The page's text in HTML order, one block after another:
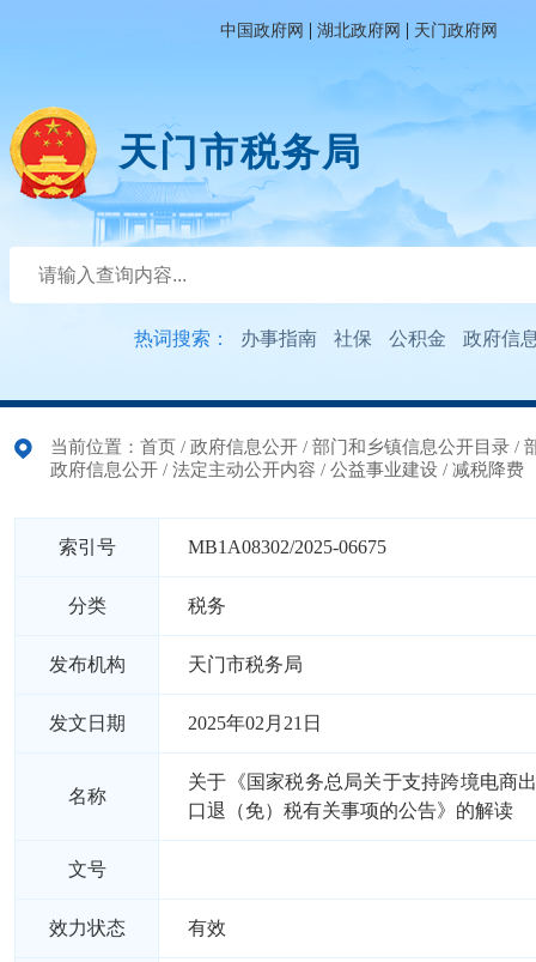
中国政府网 | 湖北政府网 | 天门政府网
天门市税务局
热词搜索： 办事指南 社保 公积金 政府信
当前位置： 首页 / 政府信息公开 / 部门和乡镇信息公开目录 /
政府信息公开 / 法定主动公开内容 / 公益事业建设 / 减税降费
索引号 MB1A08302/2025-06675
分类 税务
发布机构 天门市税务局
发文日期 2025年02月21日
名称
关于《国家税务总局关于支持跨境电商
口退（免）税有关事项的公告》的解读
文号
效力状态 有效